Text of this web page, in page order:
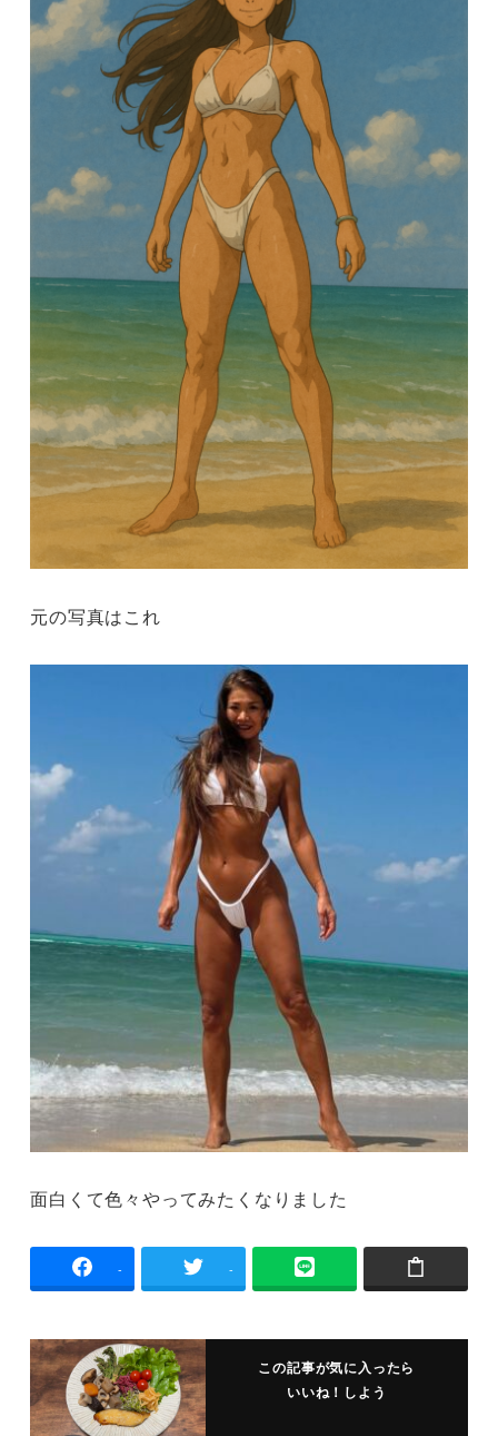
元の写真はこれ
面白くて色々やってみたくなりました
- -
この記事が気に入ったら
いいね！しよう